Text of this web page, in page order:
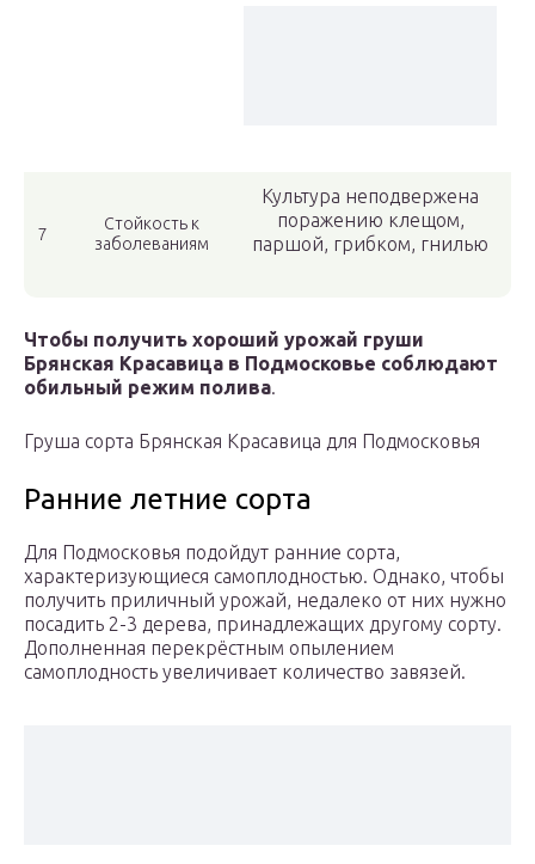
7
Стойкость к
заболеваниям
Культура неподвержена
поражению клещом,
паршой, грибком, гнилью
Чтобы получить хороший урожай груши
Брянская Красавица в Подмосковье соблюдают
обильный режим полива.
Груша сорта Брянская Красавица для Подмосковья
Ранние летние сорта
Для Подмосковья подойдут ранние сорта,
характеризующиеся самоплодностью. Однако, чтобы
получить приличный урожай, недалеко от них нужно
посадить 2-3 дерева, принадлежащих другому сорту.
Дополненная перекрёстным опылением
самоплодность увеличивает количество завязей.